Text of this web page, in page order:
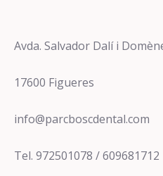
Avda. Salvador Dalí i
17600 Figueres
info@parcboscdental.com
Tel. 972501078 / 609681712